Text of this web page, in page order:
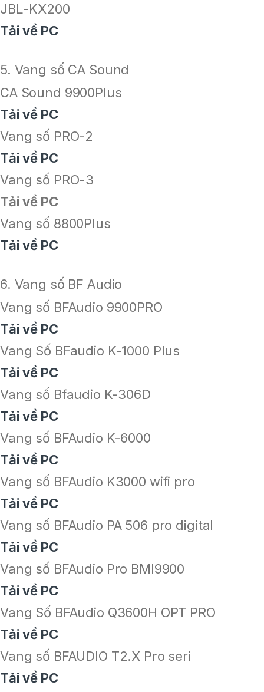
JBL-KX200
Tải về PC
5. Vang số CA Sound
CA Sound 9900Plus
Tải về PC
Vang số PRO-2
Tải về PC
Vang số PRO-3
Tải về PC
Vang số 8800Plus
Tải về PC
6. Vang số BF Audio
Vang số BFAudio 9900PRO
Tải về PC
Vang Số BFaudio K-1000 Plus
Tải về PC
Vang số Bfaudio K-306D
Tải về PC
Vang số BFAudio K-6000
Tải về PC
Vang số BFAudio K3000 wifi pro
Tải về PC
Vang số BFAudio PA 506 pro digital
Tải về PC
Vang số BFAudio Pro BMI9900
Tải về PC
Vang Số BFAudio Q3600H OPT PRO
Tải về PC
Vang số BFAUDIO T2.X Pro seri
Tải về PC